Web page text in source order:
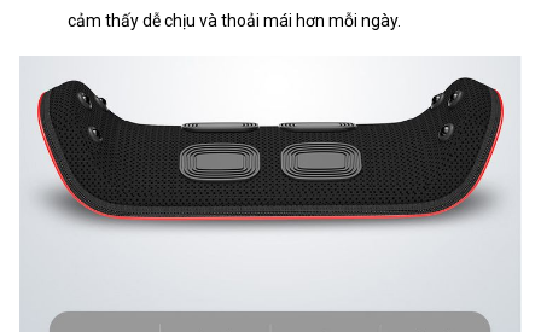
cảm thấy dễ chịu và thoải mái hơn mỗi ngày.